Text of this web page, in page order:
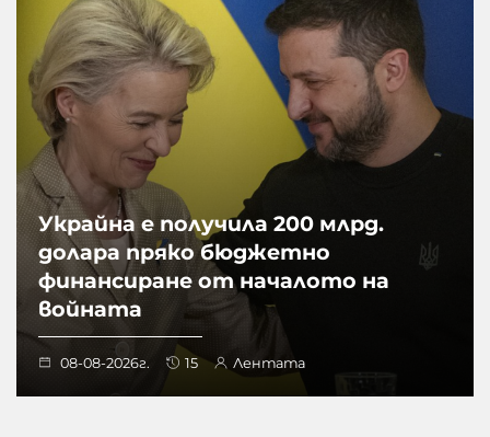
Украйна е получила 200 млрд.
долара пряко бюджетно
финансиране от началото на
войната
08-08-2026г. 15 Лентата